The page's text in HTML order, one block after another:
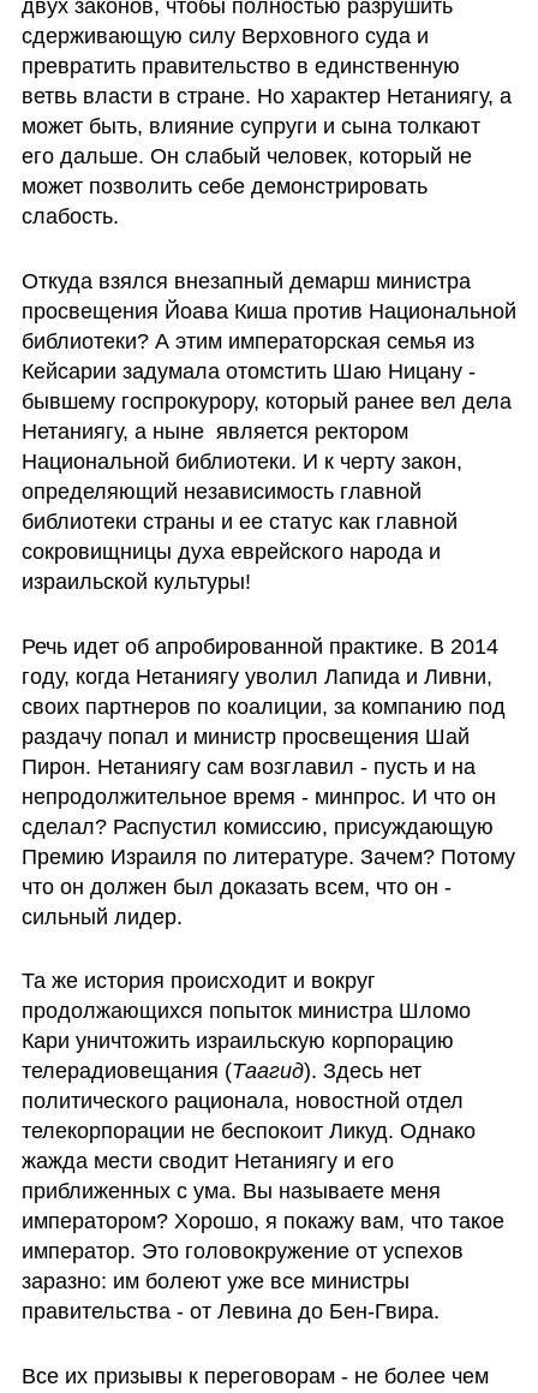
двух законов, чтобы полностью разрушить
сдерживающую силу Верховного суда и
превратить правительство в единственную
ветвь власти в стране. Но характер Нетаниягу, а
может быть, влияние супруги и сына толкают
его дальше. Он слабый человек, который не
может позволить себе демонстрировать
слабость.
Откуда взялся внезапный демарш министра
просвещения Йоава Киша против Национальной
библиотеки? А этим императорская семья из
Кейсарии задумала отомстить Шаю Ницану -
бывшему госпрокурору, который ранее вел дела
Нетаниягу, а ныне  является ректором
Национальной библиотеки. И к черту закон,
определяющий независимость главной
библиотеки страны и ее статус как главной
сокровищницы духа еврейского народа и
израильской культуры!
Речь идет об апробированной практике. В 2014
году, когда Нетаниягу уволил Лапида и Ливни,
своих партнеров по коалиции, за компанию под
раздачу попал и министр просвещения Шай
Пирон. Нетаниягу сам возглавил - пусть и на
непродолжительное время - минпрос. И что он
сделал? Распустил комиссию, присуждающую
Премию Израиля по литературе. Зачем? Потому
что он должен был доказать всем, что он -
сильный лидер.
Та же история происходит и вокруг
продолжающихся попыток министра Шломо
Кари уничтожить израильскую корпорацию
телерадиовещания (Таагид). Здесь нет
политического рационала, новостной отдел
телекорпорации не беспокоит Ликуд. Однако
жажда мести сводит Нетаниягу и его
приближенных с ума. Вы называете меня
императором? Хорошо, я покажу вам, что такое
император. Это головокружение от успехов
заразно: им болеют уже все министры
правительства - от Левина до Бен-Гвира.
Все их призывы к переговорам - не более чем